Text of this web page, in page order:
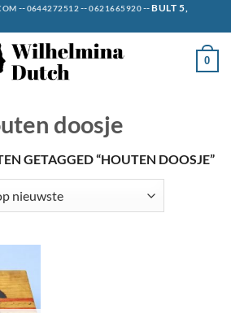
--0644272512--0621665920--BULT 5,
0
doosje
GETAGGED “HOUTEN DOOSJE”